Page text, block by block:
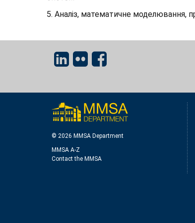
5. Аналіз, математичне моделювання,
© 2026 MMSA Department
MMSA A-Z
Contact the MMSA